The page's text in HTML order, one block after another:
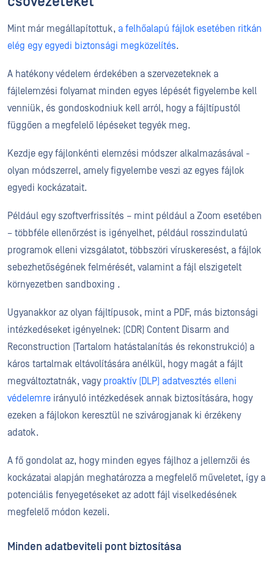
Mint már megállapítottuk, a felhőalapú fájlok esetében ritkán
elég egy egyedi biztonsági megközelítés.
A hatékony védelem érdekében a szervezeteknek a
fájlelemzési folyamat minden egyes lépését figyelembe kell
venniük, és gondoskodniuk kell arról, hogy a fájltípustól
függően a megfelelő lépéseket tegyék meg.
Kezdje egy fájlonkénti elemzési módszer alkalmazásával -
olyan módszerrel, amely figyelembe veszi az egyes fájlok
egyedi kockázatait.
Például egy szoftverfrissítés – mint például a Zoom esetében
– többféle ellenőrzést is igényelhet, például rosszindulatú
programok elleni vizsgálatot, többszöri víruskeresést, a fájlok
sebezhetőségének felmérését, valamint a fájl elszigetelt
környezetben sandboxing .
Ugyanakkor az olyan fájltípusok, mint a PDF, más biztonsági
intézkedéseket igényelnek: (CDR) Content Disarm and
Reconstruction (Tartalom hatástalanítás és rekonstrukció) a
káros tartalmak eltávolítására anélkül, hogy magát a fájlt
megváltoztatnák, vagy proaktív (DLP) adatvesztés elleni
védelemre irányuló intézkedések annak biztosítására, hogy
ezeken a fájlokon keresztül ne szivárogjanak ki érzékeny
adatok.
A fő gondolat az, hogy minden egyes fájlhoz a jellemzői és
kockázatai alapján meghatározza a megfelelő műveletet, így a
potenciális fenyegetéseket az adott fájl viselkedésének
megfelelő módon kezeli.
Minden adatbeviteli pont biztosítása